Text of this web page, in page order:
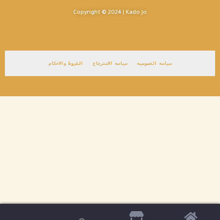
Copyright © 2024 | Kado Jo
سياسه الخصوصيه سياسه الاسترجاع الشروط والاحكام